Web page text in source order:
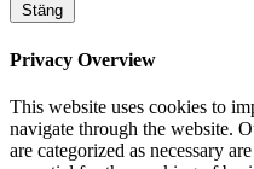
Stäng
Privacy Overview
This website uses cookies to
navigate through the website.
are categorized as necessary